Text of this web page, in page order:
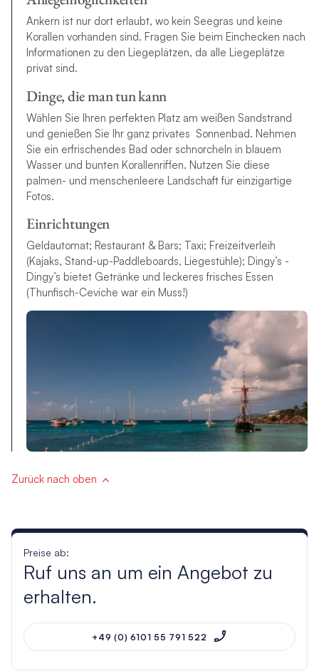
Ankern ist nur dort erlaubt, wo kein Seegras und keine
Korallen vorhanden sind. Fragen Sie beim Einchecken nach
Informationen zu den Liegeplätzen, da alle Liegeplätze
privat sind.
Dinge, die man tun kann
Wählen Sie Ihren perfekten Platz am weißen Sandstrand
und genießen Sie Ihr ganz privates Sonnenbad. Nehmen
Sie ein erfrischendes Bad oder schnorcheln in blauem
Wasser und bunten Korallenriffen. Nutzen Sie diese
palmen- und menschenleere Landschaft für einzigartige
Fotos.
Einrichtungen
Geldautomat; Restaurant & Bars; Taxi; Freizeitverleih
(Kajaks, Stand-up-Paddleboards, Liegestühle); Dingy’s -
Dingy’s bietet Getränke und leckeres frisches Essen
(Thunfisch-Ceviche war ein Muss!)
Zurück nach oben
Preise ab:
Ruf uns an um ein Angebot zu
erhalten.
+49 (0) 6101 55 791 522